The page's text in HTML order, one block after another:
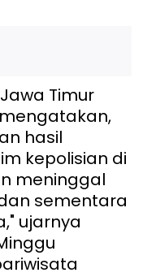
Timur
hasil
kepolisian di
meninggal
sementara
ujarnya